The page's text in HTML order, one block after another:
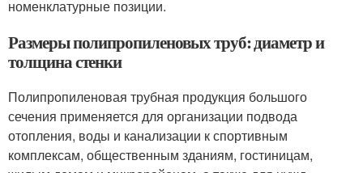
номенклатурные позиции.
Размеры полипропиленовых труб: диаметр и
толщина стенки
Полипропиленовая трубная продукция большого
сечения применяется для организации подвода
отопления, воды и канализации к спортивным
комплексам, общественным зданиям, гостиницам,